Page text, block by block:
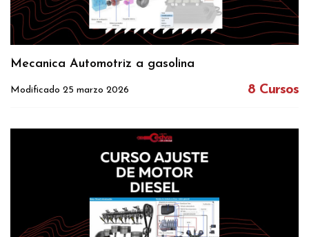
Mecanica Automotriz a gasolina
Modificado 25 marzo 2026 8 Cursos